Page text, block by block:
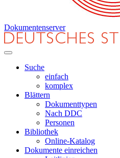
Dokumentenserver
Suche
einfach
komplex
Blättern
Dokumenttypen
Nach DDC
Personen
Bibliothek
Online-Katalog
Dokumente einreichen